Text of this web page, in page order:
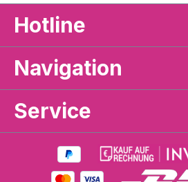
Hotline
Navigation
Service